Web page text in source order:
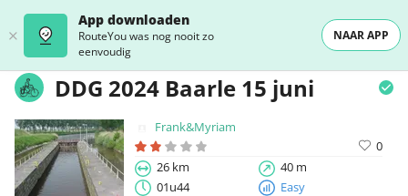
App downloaden
RouteYou was nog nooit zo
eenvoudig
NAAR APP
DDG 2024 Baarle 15 juni
Frank&Myriam
0
26 km
40 m
01u44
Easy